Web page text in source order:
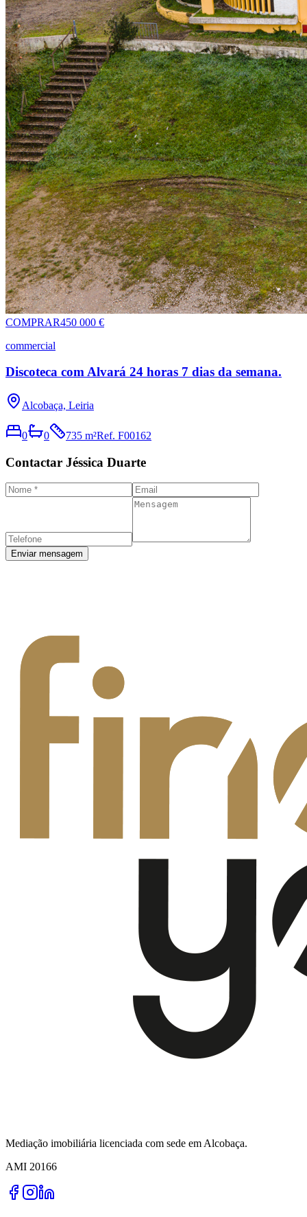
COMPRAR450 000 €
commercial
Discoteca com Alvará 24 horas 7 dias da semana.
Alcobaça, Leiria
0 0 735 m²Ref. F00162
Contactar Jéssica Duarte
Enviar mensagem
Mediação imobiliária licenciada com sede em Alcobaça.
AMI 20166